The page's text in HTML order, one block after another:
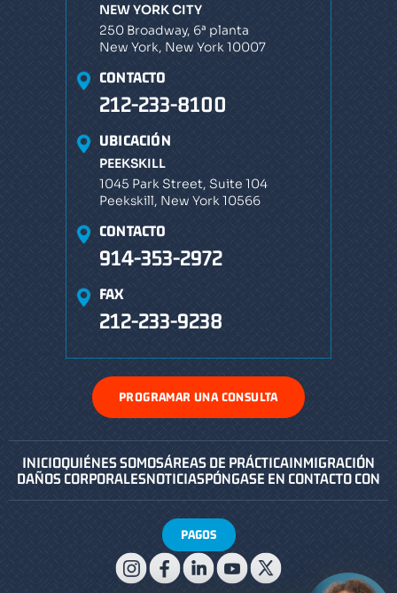
NEW YORK CITY
250 Broadway, 6ª planta
New York, New York 10007
CONTACTO
212-233-8100
UBICACIÓN
PEEKSKILL
1045 Park Street, Suite 104
Peekskill, New York 10566
CONTACTO
914-353-2972
FAX
212-233-9238
PROGRAMAR UNA CONSULTA
INICIOQUIÉNES SOMOSÁREAS DE PRÁCTICAINMIGRACIÓN
DAÑOS CORPORALESNOTICIASPÓNGASE EN CONTACTO CON
PAGOS